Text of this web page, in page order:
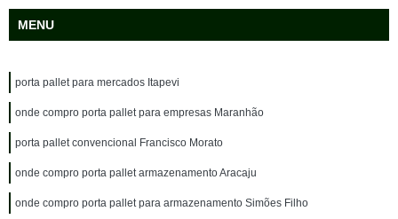
MENU
porta pallet para mercados Itapevi
onde compro porta pallet para empresas Maranhão
porta pallet convencional Francisco Morato
onde compro porta pallet armazenamento Aracaju
onde compro porta pallet para armazenamento Simões Filho